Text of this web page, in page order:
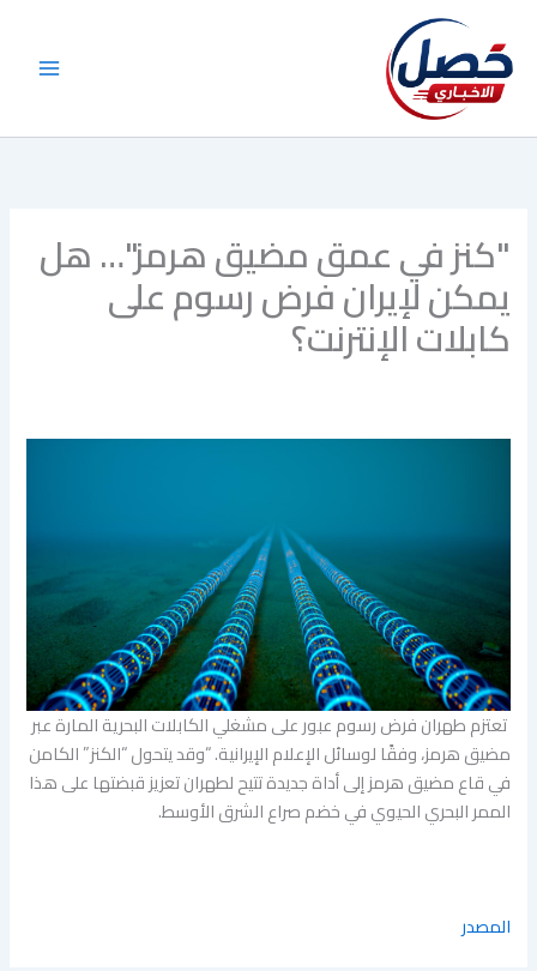
المحتوى
"كنز في عمق مضيق هرمز"… هل
يمكن لإيران فرض رسوم على
كابلات الإنترنت؟
تعتزم طهران فرض رسوم عبور على مشغلي الكابلات البحرية المارة عبر
مضيق هرمز، وفقًا لوسائل الإعلام الإيرانية. “وقد يتحول “الكنز” الكامن
في قاع مضيق هرمز إلى أداة جديدة تتيح لطهران تعزيز قبضتها على هذا
الممر البحري الحيوي في خضم صراع الشرق الأوسط.
المصدر